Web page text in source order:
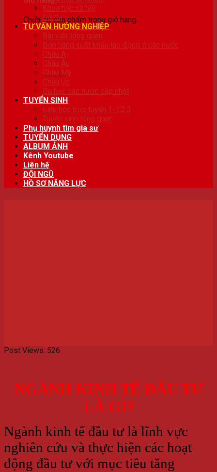
Chưa có sản phẩm trong giỏ hàng.
Khoa học xã hội
Đề thi
TƯ VẤN HƯỚNG NGHIỆP
Bài viêt tổng quan
Đơn hàng xuất khẩu lao động ở các nước
Châu Á
Châu Âu
Châu Mỹ
Châu Úc
Du học các nước cập nhật
TUYỂN SINH
Link học trực tuyến 1-1,2,3
Tuyển sinh tổng quan
Phụ huynh tìm gia sư
TUYỂN DỤNG
ALBUM ẢNH
Kênh Youtube
Liên hệ
ĐỘI NGŨ
HỒ SƠ NĂNG LỰC
Post Views: 526
NGÀNH KINH TẾ ĐẦU TƯ
LÀ GÌ?
Ngành kinh tế đầu tư là lĩnh vực
nghiên cứu và thực hiện các hoạt
động đầu tư với mục tiêu tăng